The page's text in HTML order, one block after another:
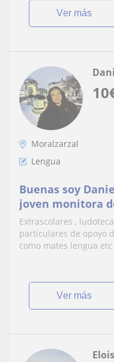
ver más
10
Moralzarzal
Lengua
Buenas soy
joven monitora
Estudio una Fp
Extrascolares ,
particulares de opoyo
como mates lengua
ver más